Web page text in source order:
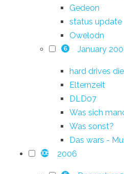
Gedeon
status update
Owelodn
6 January
hard drives
Elternzeit
DLD07
Was sich
Was sonst?
Das wars -
108 2006